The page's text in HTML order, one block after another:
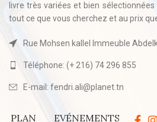
livre très variées et bien
tout ce que vous cherchez et au prix
Rue Mohsen kallel Immeuble
Téléphone: (+ 216) 74 296 855
E-mail: fendri.ali@planet.tn
PLAN EVÉNEMENTS